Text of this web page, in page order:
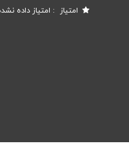
امتیاز
امتیاز داده